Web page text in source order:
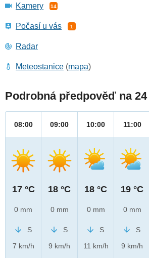
Kamery 14
Počasí u vás 1
Radar
Meteostanice (mapa)
Podrobná předpověď na
08:00
17 °C
0 mm
S
7 km/h
09:00
18 °C
0 mm
S
9 km/h
10:00
18 °C
0 mm
S
11 km/h
11:00
19 °C
0 mm
S
9 km/h